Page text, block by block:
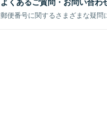
郵便番号に関するさまざまな疑問